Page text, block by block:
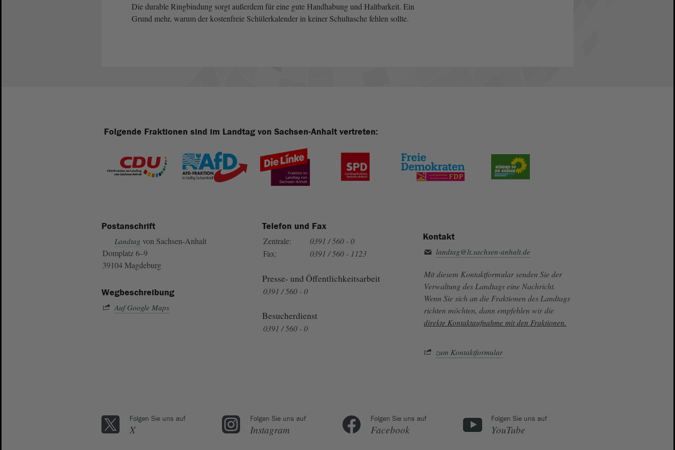
Die durable Ringbindung sorgt außerdem für eine gute Handhabung und Haltbarkeit. Ein
Grund mehr, warum der kostenfreie Schülerkalender in keiner Schultasche fehlen sollte.
Folgende Fraktionen sind im Landtag von Sachsen-Anhalt vertreten:
Postanschrift
Landtag von Sachsen-Anhalt
Domplatz 6–9
39104 Magdeburg
Wegbeschreibung
Auf Google Maps
Telefon und Fax
Zentrale:
0391 / 560 - 0
Fax:
0391 / 560 - 1123
Presse- und Öffentlichkeitsarbeit
0391 / 560 - 0
Besucherdienst
0391 / 560 - 0
Kontakt
landtag@lt.sachsen-anhalt.de
Mit diesem Kontaktformular senden Sie der
Verwaltung des Landtags eine Nachricht.
Wenn Sie sich an die Fraktionen des Landtags
richten möchten, dann empfehlen wir die
direkte Kontaktaufnahme mit den Fraktionen.
zum Kontaktformular
Folgen Sie uns auf
X
Folgen Sie uns auf
Instagram
Folgen Sie uns auf
Facebook
Folgen Sie uns auf
YouTube